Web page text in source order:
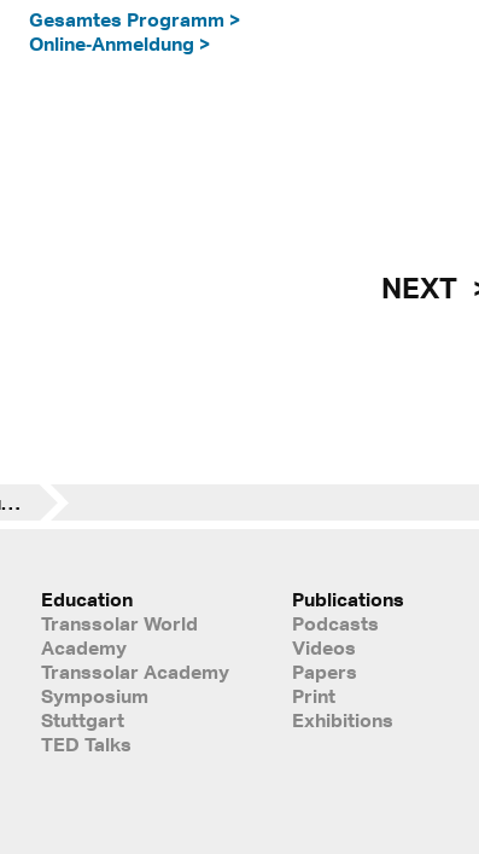
Gesamtes Programm >
Online‐Anmeldung >
NEXT
Forum Nachhaltiges Bauen und Wohnen | 17.11-19.11.22 | Stuttgart
Education
Transsolar World
Academy
Transsolar Academy
Symposium
Stuttgart
TED Talks
Publications
Podcasts
Videos
Papers
Print
Exhibitions